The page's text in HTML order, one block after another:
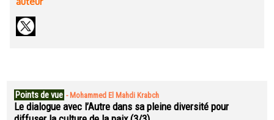
Points de vue - Mohammed El Mahdi Krabch
Le dialogue avec l’Autre dans sa pleine diversité pour